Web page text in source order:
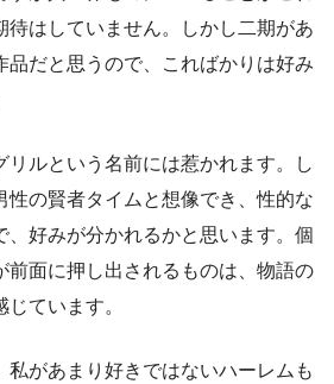
待はしていません。しかし二期があ
品だと思うので、こればかりは好み
リルという名前には惹かれます。し
性の賢者タイムと想像でき、性的な
、好みが分かれるかと思います。個
前面に押し出されるものは、物語の
ています。
私があまり好きではないハーレムも